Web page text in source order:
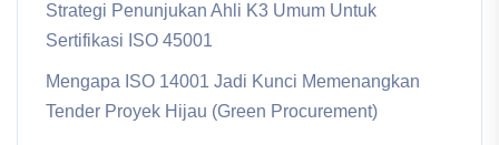
Strategi Penunjukan Ahli K3 Umum Untuk
Sertifikasi ISO 45001
Mengapa ISO 14001 Jadi Kunci Memenangkan
Tender Proyek Hijau (Green Procurement)